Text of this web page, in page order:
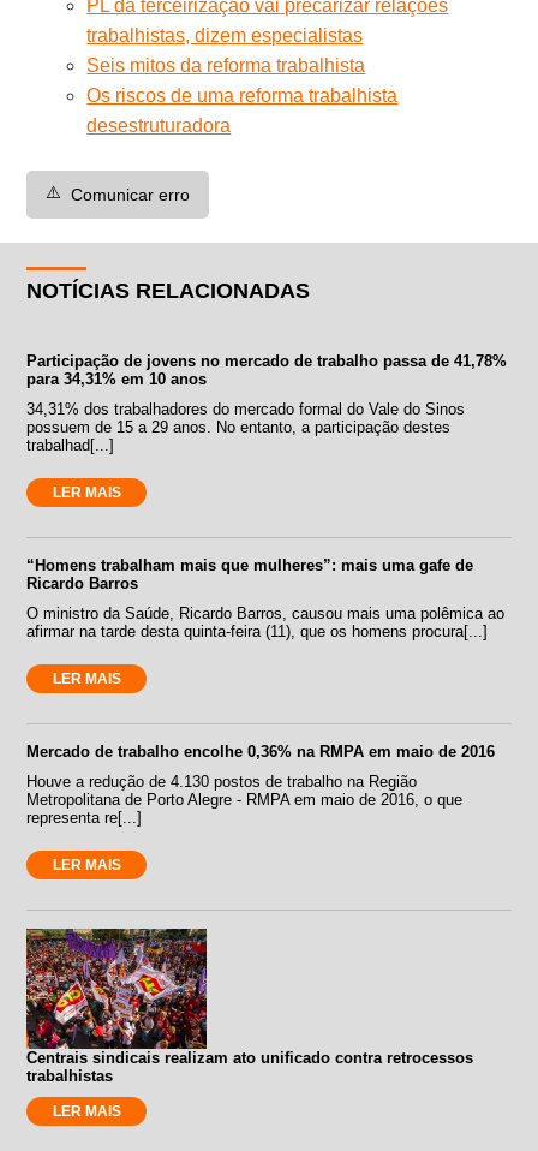
PL da terceirização vai precarizar relações
trabalhistas, dizem especialistas
Seis mitos da reforma trabalhista
Os riscos de uma reforma trabalhista
desestruturadora
⚠️ Comunicar erro
NOTÍCIAS RELACIONADAS
Participação de jovens no mercado de trabalho passa de 41,78%
para 34,31% em 10 anos
34,31% dos trabalhadores do mercado formal do Vale do Sinos
possuem de 15 a 29 anos. No entanto, a participação destes
trabalhad[...]
LER MAIS
“Homens trabalham mais que mulheres”: mais uma gafe de
Ricardo Barros
O ministro da Saúde, Ricardo Barros, causou mais uma polêmica ao
afirmar na tarde desta quinta-feira (11), que os homens procura[...]
LER MAIS
Mercado de trabalho encolhe 0,36% na RMPA em maio de 2016
Houve a redução de 4.130 postos de trabalho na Região
Metropolitana de Porto Alegre - RMPA em maio de 2016, o que
representa re[...]
LER MAIS
Centrais sindicais realizam ato unificado contra retrocessos
trabalhistas
LER MAIS